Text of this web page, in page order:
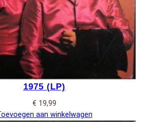
1975 (LP)
€ 19,99
aan winkelwagen